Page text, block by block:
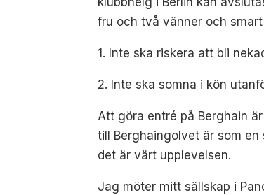
fru och två vänner och
1. Inte ska riskera att bli
2. Inte ska somna i kön
Att göra entré på Berghain
till Berghaingolvet är som
det är värt upplevelsen.
Jag möter mitt sällskap i